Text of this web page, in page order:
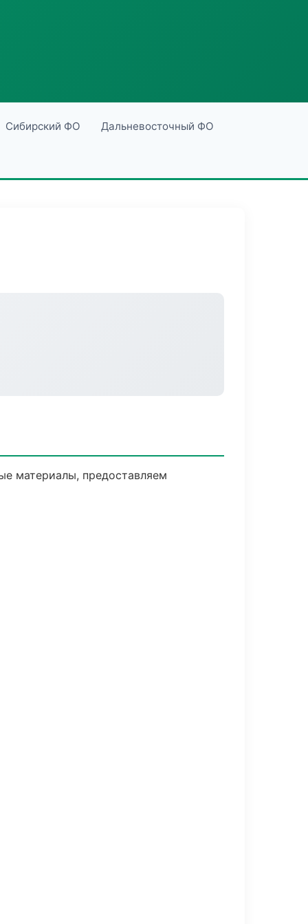
Сибирский ФО Дальневосточный ФО
материалы, предоставляем